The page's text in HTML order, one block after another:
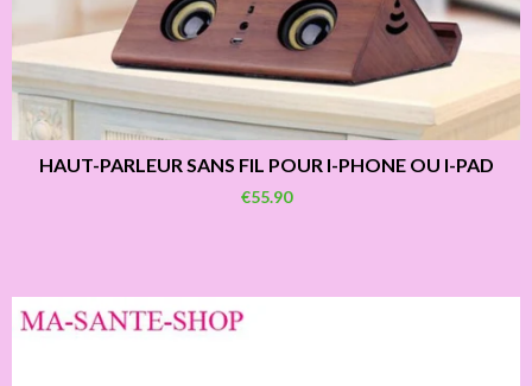
HAUT-PARLEUR SANS FIL POUR I-PHONE OU I-PAD
€55.90